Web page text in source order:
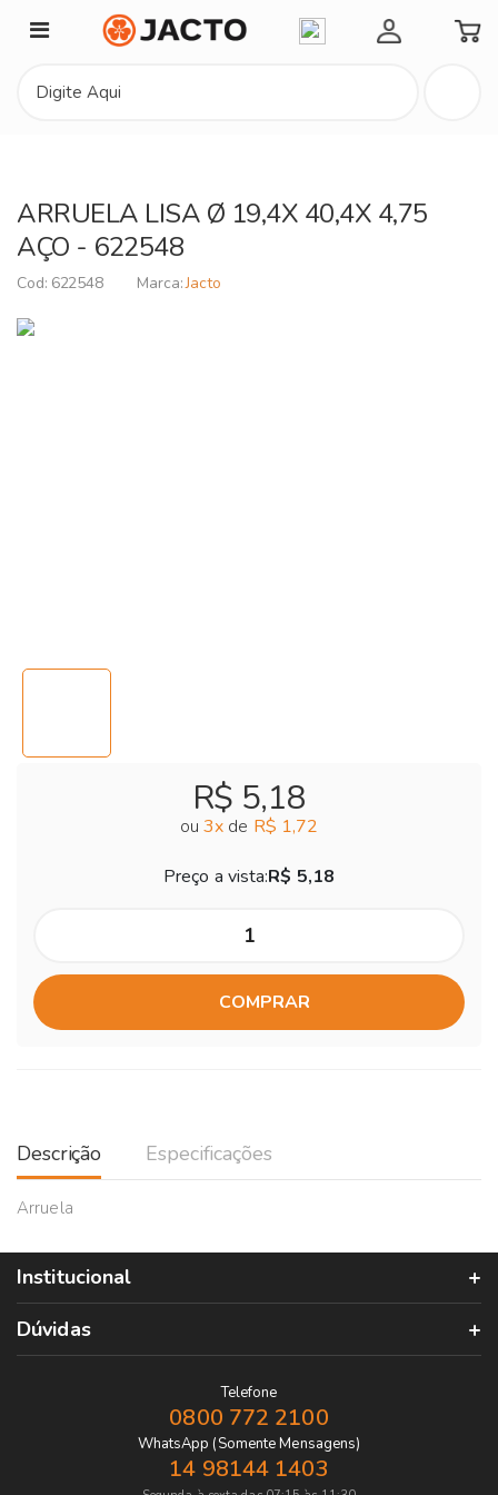
Minha Conta
ARRUELA LISA Ø 19,4X 40,4X 4,75
AÇO - 622548
622548 Jacto
R$ 5,18
ou 3x de R$ 1,72
Preço a vista:R$ 5,18
COMPRAR
Descrição Especificações
Arruela
Institucional
Dúvidas
Telefone
0800 772 2100
WhatsApp (Somente Mensagens)
14 98144 1403